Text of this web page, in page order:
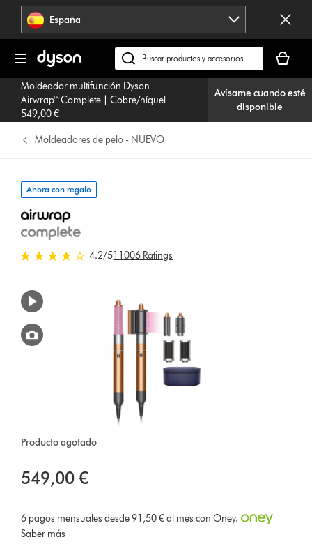
Omitir
navegación España
Buscar
en
dyson.es
cesta
está
vacía
Moldeador multifunción Dyson
Airwrap™ Complete | Cobre/níquel
549,00 €
Avísame cuando esté
disponible
Moldeadores de pelo - NUEVO
Ahora con regalo
4.2 estrellas de 5 de 11006 Ratings
4.2/511006 Ratings
Producto agotado
549,00 €
6 pagos mensuales desde 91,50 € al mes con Oney.
Saber más